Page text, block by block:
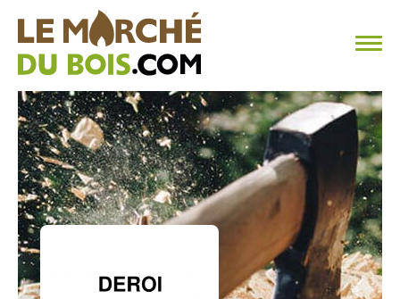
CHAUFFAGE AU BOIS
FAQ
CALCULER SA CONSOMMATION
TROUVER SON FOURNISSEUR
BLOG